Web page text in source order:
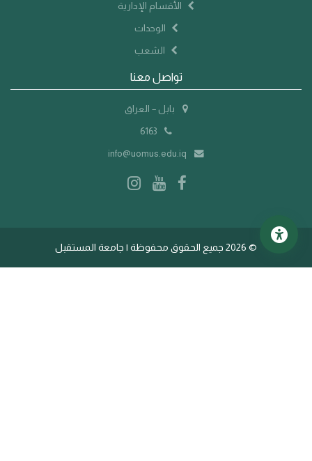
الأقسام الإدارية
الوحدات
الشعب
تواصل معنا
بابل – العراق
info@uomus.edu.iq
© 2026 جميع الحقوق محفوظة | جامعة المستقبل